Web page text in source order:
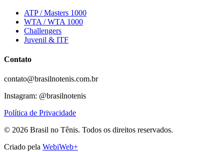
ATP / Masters 1000
WTA / WTA 1000
Challengers
Juvenil & ITF
Contato
contato@brasilnotenis.com.br
Instagram: @brasilnotenis
Política de Privacidade
© 2026 Brasil no Tênis. Todos os direitos reservados.
Criado pela WebiWeb+